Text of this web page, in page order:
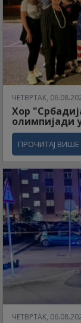
ЧЕТВРТАК,
Хор
олимпијади
ПРОЧИТАЈ ВИШЕ
ЧЕТВРТАК,